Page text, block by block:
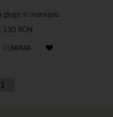
si marsupiu
130 RON
CUMPARA
1